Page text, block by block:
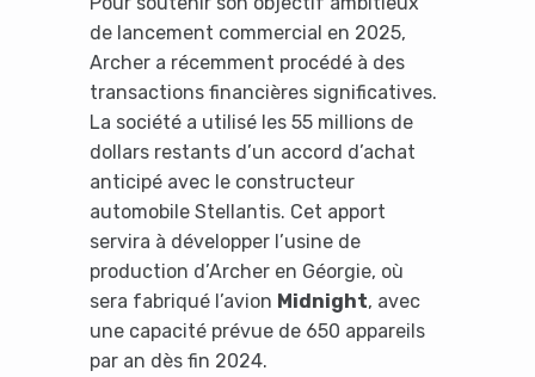
de lancement commercial en 2025,
Archer a récemment procédé à des
transactions financières significatives.
La société a utilisé les 55 millions de
dollars restants d’un accord d’achat
anticipé avec le constructeur
automobile Stellantis. Cet apport
servira à développer l’usine de
production d’Archer en Géorgie, où
sera fabriqué l’avion Midnight, avec
une capacité prévue de 650 appareils
par an dès fin 2024.